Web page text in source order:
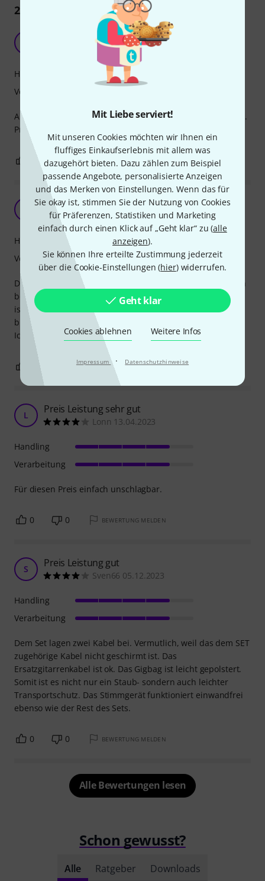
Mit Liebe serviert!
Mit unseren Cookies möchten wir Ihnen ein
fluffiges Einkaufserlebnis mit allem was
dazugehört bieten. Dazu zählen zum Beispiel
passende Angebote, personalisierte Anzeigen
und das Merken von Einstellungen. Wenn das für
Sie okay ist, stimmen Sie der Nutzung von Cookies
für Präferenzen, Statistiken und Marketing
einfach durch einen Klick auf „Geht klar“ zu (alle
anzeigen).
Sie können Ihre erteilte Zustimmung jederzeit
über die Cookie-Einstellungen (hier) widerrufen.
Geht klar
Cookies ablehnen Weitere Infos
Impressum · Datenschutzhinweise
25
Luminaa 23.11.2025
Alles okay. Nichts überragendes. Aber für den Anfang okay.
Preislich als kleines Startpaket voll in Ordnung .
Handling
Verarbeitung
0 BEWERTUNG MELDEN
Um diesen Preis unschlagbar
M.H.at 29.08.2023
Dieses Zubehör Set kann man ohne Bedenken kaufen. Man
bekommt 5 Teile um ca. 30€ die recht gut sind. Die Tasche
ist für die Harley Benton ST-Junior BK Standard Series ein
bisschen zu groß, aber das ist schon ok.
Ich würde es wieder kaufen.
Handling
Verarbeitung
BEWERTUNG MELDEN
L Preis Leistung sehr gut
Lonn 13.04.2023
Für diesen Preis einfach unschlagbar.
Handling
Verarbeitung
0 0 BEWERTUNG MELDEN
S Preis Leistung gut
Sven66 05.12.2023
Dem Set lagen zwei Kabel bei. Vermutlich, weil das dem SET
zugehörige Kabel nicht geschirmt ist. Das
Ersatzgitarrenkabel ist ok. Das Gigbag ist leicht gepolstert.
Somit ist es nicht nur ein Staub- sondern auch leichter
Transportschutz. Das Stimmgerät funktioniert einwandfrei
ebenso wie der Rest des Sets.
Handling
Verarbeitung
0 0 BEWERTUNG MELDEN
Alle Bewertungen lesen
Schon gewusst?
Alle Ratgeber Downloads